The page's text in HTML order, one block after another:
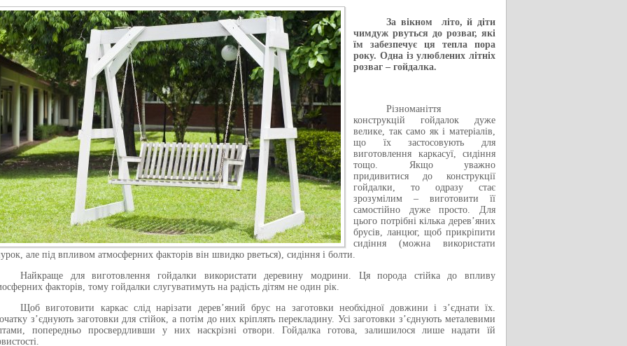
За вікном літо, й діти
чимдуж рвуться до розваг, які
їм забезпечує ця тепла пора
року. Одна із улюблених літніх
розваг – гойдалка.
Різноманіття
конструкцій гойдалок дуже
велике, так само як і матеріалів,
що їх застосовують для
виготовлення каркасуї, сидіння
тощо. Якщо уважно
придивитися до конструкції
гойдалки, то одразу стає
зрозумілим – виготовити її
самостійно дуже просто. Для
цього потрібні кілька дерев’яних
брусів, ланцюг, щоб прикріпити
сидіння (можна використати
але під впливом атмосферних факторів він швидко рветься), сидіння і болти.
Найкраще для виготовлення гойдалки використати деревину модрини. Ця порода стійка до впливу
факторів, тому гойдалки слугуватимуть на радість дітям не один рік.
Щоб виготовити каркас слід нарізати дерев’яний брус на заготовки необхідної довжини і з’єднати їх.
з’єднують заготовки для стійок, а потім до них кріплять перекладину. Усі заготовки з’єднують металевими
попередньо просвердливши у них наскрізні отвори. Гойдалка готова, залишилося лише надати їй